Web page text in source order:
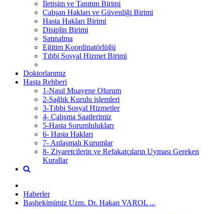
İletişim ve Tanıtım Birimi
Çalışan Hakları ve Güvenliği Birimi
Hasta Hakları Birimi
Disiplin Birimi
Satınalma
Eğitim Koordinatörlüğü
Tıbbi Sosyal Hizmet Birimi
Doktorlarımız
Hasta Rehberi
1-Nasıl Muayene Olurum
2-Sağlık Kurulu işlemleri
3-Tıbbi Sosyal Hizmetler
4- Çalışma Saatlerimiz
5-Hasta Sorumlulukları
6- Hasta Hakları
7- Anlaşmalı Kurumlar
8- Ziyaretçilerin ve Refakatçıların Uyması Gereken
Kurallar
Haberler
Başhekimimiz Uzm. Dr. Hakan VAROL ...